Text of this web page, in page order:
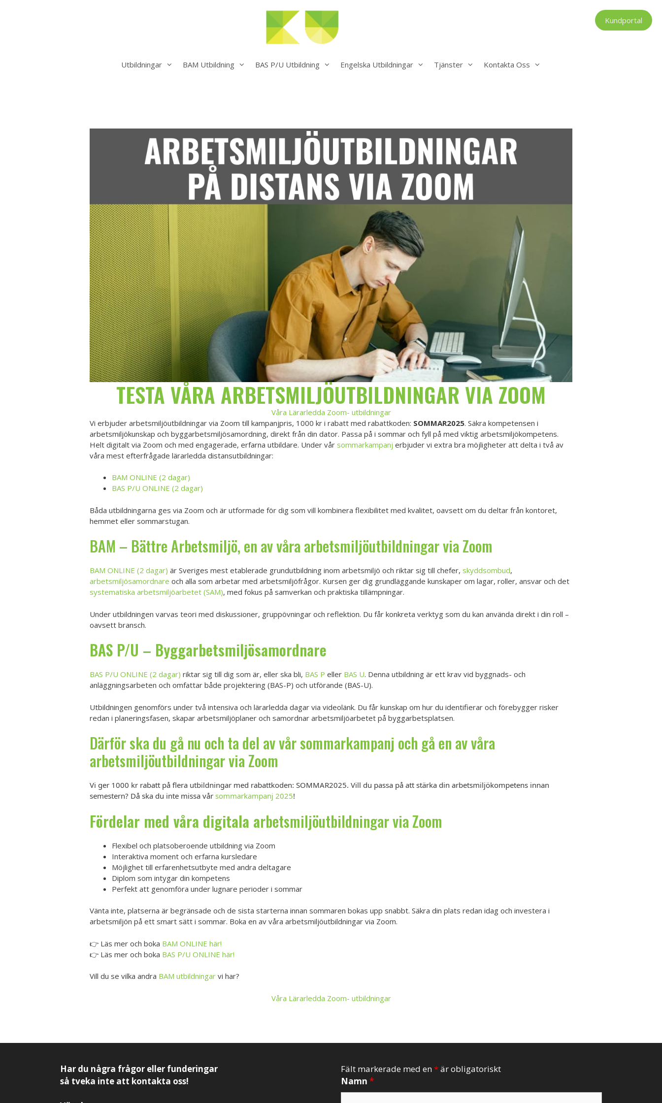
Kundportal
Utbildningar BAM Utbildning BAS P/U Utbildning Engelska Utbildningar Tjänster Kontakta Oss
TESTA VÅRA ARBETSMILJÖUTBILDNINGAR VIA ZOOM
Våra Lärarledda Zoom- utbildningar
Vi erbjuder arbetsmiljöutbildningar via Zoom till kampanjpris, 1000 kr i rabatt med rabattkoden: SOMMAR2025. Säkra kompetensen i
arbetsmiljökunskap och byggarbetsmiljösamordning, direkt från din dator. Passa på i sommar och fyll på med viktig arbetsmiljökompetens.
Helt digitalt via Zoom och med engagerade, erfarna utbildare. Under vår sommarkampanj erbjuder vi extra bra möjligheter att delta i två av
våra mest efterfrågade lärarledda distansutbildningar:
BAM ONLINE (2 dagar)
BAS P/U ONLINE (2 dagar)
Båda utbildningarna ges via Zoom och är utformade för dig som vill kombinera flexibilitet med kvalitet, oavsett om du deltar från kontoret,
hemmet eller sommarstugan.
BAM – Bättre Arbetsmiljö, en av våra arbetsmiljöutbildningar viaZoom
BAM ONLINE (2 dagar) är Sveriges mest etablerade grundutbildning inom arbetsmiljö och riktar sig till chefer, skyddsombud,
arbetsmiljösamordnare och alla som arbetar med arbetsmiljöfrågor. Kursen ger dig grundläggande kunskaper om lagar, roller, ansvar och det
systematiska arbetsmiljöarbetet (SAM), med fokus på samverkan och praktiska tillämpningar.
Under utbildningen varvas teori med diskussioner, gruppövningar och reflektion. Du får konkreta verktyg som du kan använda direkt i din roll –
oavsett bransch.
BAS P/U – Byggarbetsmiljösamordnare
BAS P/U ONLINE (2 dagar) riktar sig till dig som är, eller ska bli, BAS P eller BAS U. Denna utbildning är ett krav vid byggnads- och
anläggningsarbeten och omfattar både projektering (BAS-P) och utförande (BAS-U).
Utbildningen genomförs under två intensiva och lärarledda dagar via videolänk. Du får kunskap om hur du identifierar och förebygger risker
redan i planeringsfasen, skapar arbetsmiljöplaner och samordnar arbetsmiljöarbetet på byggarbetsplatsen.
Därför ska du gå nu och ta del av vår sommarkampanj och gå en av våra
arbetsmiljöutbildningar via Zoom
Vi ger 1000 kr rabatt på flera utbildningar med rabattkoden: SOMMAR2025. Vill du passa på att stärka din arbetsmiljökompetens innan
semestern? Då ska du inte missa vår sommarkampanj 2025!
Fördelar med våra digitala arbetsmiljöutbildningar via Zoom
Flexibel och platsoberoende utbildning via Zoom
Interaktiva moment och erfarna kursledare
Möjlighet till erfarenhetsutbyte med andra deltagare
Diplom som intygar din kompetens
Perfekt att genomföra under lugnare perioder i sommar
Vänta inte, platserna är begränsade och de sista starterna innan sommaren bokas upp snabbt. Säkra din plats redan idag och investera i
arbetsmiljön på ett smart sätt i sommar. Boka en av våra arbetsmiljöutbildningar via Zoom.
👉 Läs mer och boka BAM ONLINE här!
👉 Läs mer och boka BAS P/U ONLINE här!
Vill du se vilka andra BAM utbildningar vi har?
Våra Lärarledda Zoom- utbildningar
Har du några frågor eller funderingar
så tveka inte att kontakta oss!
Fält markerade med en*är obligatoriskt
Namn *